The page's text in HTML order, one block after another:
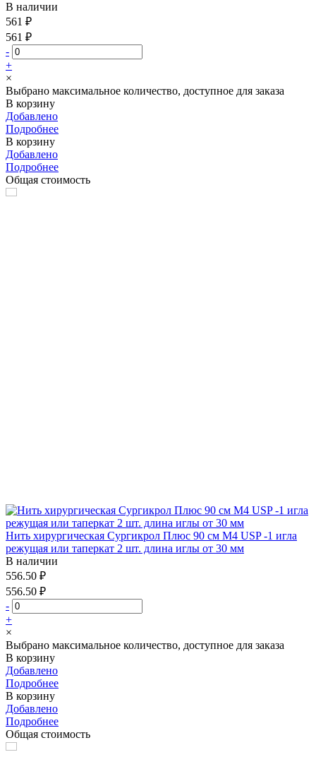
В наличии
561 ₽
561 ₽
-
+
×
Выбрано максимальное количество, доступное для заказа
В корзину
Добавлено
Подробнее
В корзину
Добавлено
Подробнее
Общая стоимость
Нить хирургическая Сургикрол Плюс 90 см М4 USP -1 игла
режущая или таперкат 2 шт. длина иглы от 30 мм
В наличии
556.50 ₽
556.50 ₽
-
+
×
Выбрано максимальное количество, доступное для заказа
В корзину
Добавлено
Подробнее
В корзину
Добавлено
Подробнее
Общая стоимость